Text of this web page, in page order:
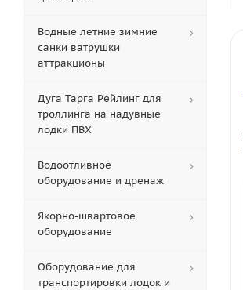
Водные летние зимние
санки ватрушки
аттракционы
Дуга Тарга Рейлинг для
троллинга на надувные
лодки ПВХ
Водоотливное
оборудование и дренаж
Якорно-швартовое
оборудование
Оборудование для
транспортировки лодок и